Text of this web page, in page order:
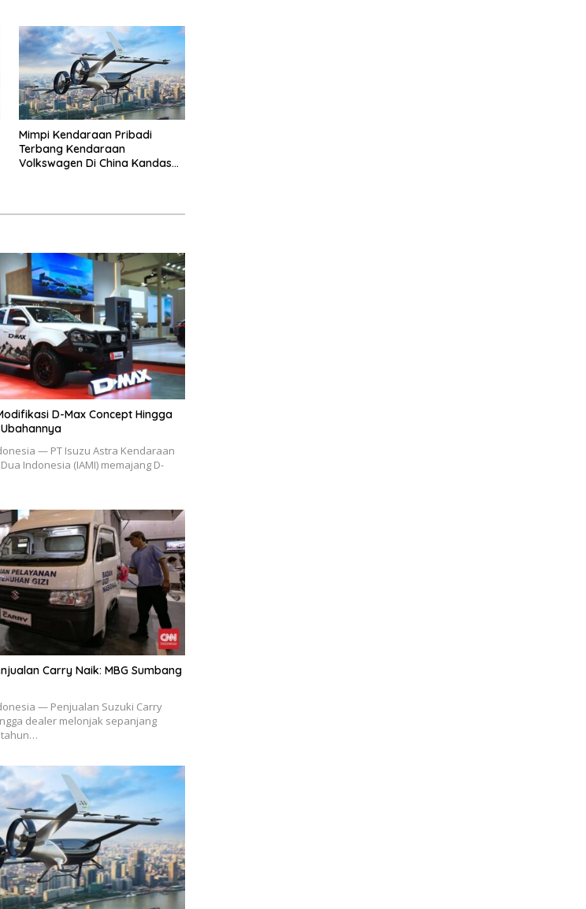
Mimpi Kendaraan Pribadi
Terbang Kendaraan
Volkswagen Di China Kandas
D-Max Concept Hingga
Ubahannya
— PT Isuzu Astra Kendaraan
Indonesia (IAMI) memajang D-
Carry Naik: MBG Sumbang
— Penjualan Suzuki Carry
dealer melonjak sepanjang